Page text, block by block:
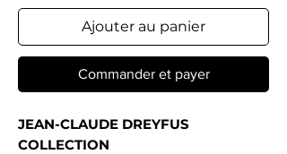
Ajouter au panier
Commander et payer
JEAN-CLAUDE DREYFUS
COLLECTION